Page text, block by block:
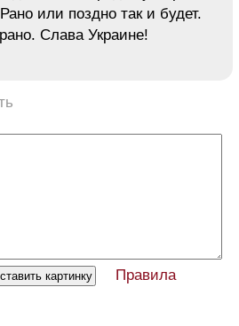
или поздно так и будет.
Слава Украине!
Правила